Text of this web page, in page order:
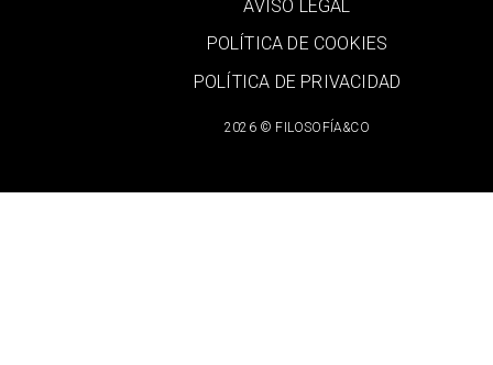
2026 © FILOSOFÍA&CO
AVISO LEGAL
POLÍTICA DE COOKIES
POLÍTICA DE PRIVACIDAD